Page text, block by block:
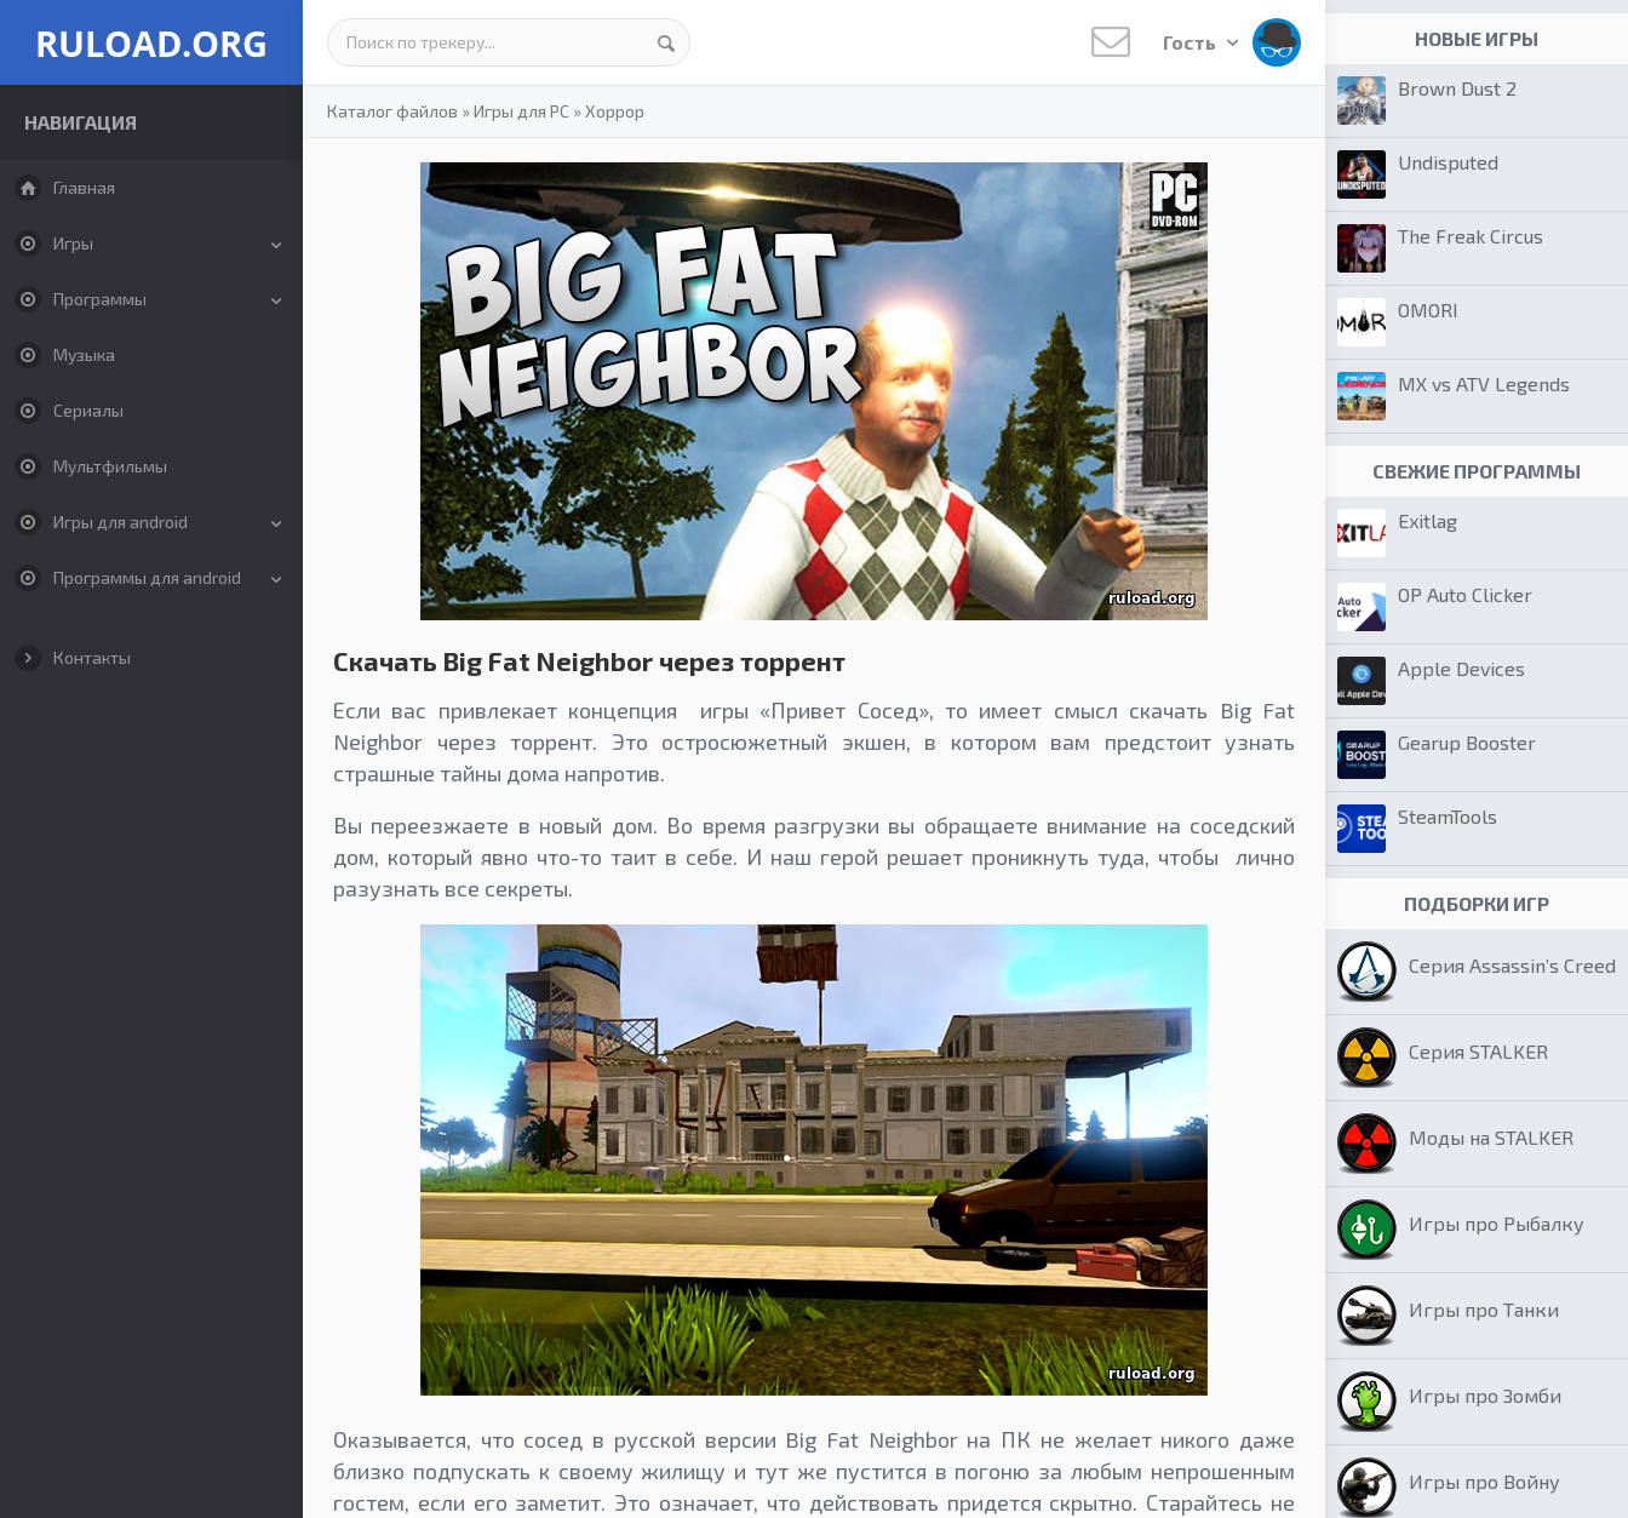
RULOAD.ORG
НАВИГАЦИЯ
Главная
Игры
Программы
Музыка
Сериалы
Мультфильмы
Игры для android
Программы для android
Контакты
Гость
Каталог файлов »Игры для PC »Хоррор
Скачать Big Fat Neighbor через торрент
Если вас привлекает концепция игры «Привет Сосед», то имеет смысл скачать Big Fat
Neighbor через торрент. Это остросюжетный экшен, в котором вам предстоит узнать
страшные тайны дома напротив.
Вы переезжаете в новый дом. Во время разгрузки вы обращаете внимание на соседский
дом, который явно что-то таит в себе. И наш герой решает проникнуть туда, чтобы лично
разузнать все секреты.
Оказывается, что сосед в русской версии Big Fat Neighbor на ПК не желает никого даже
близко подпускать к своему жилищу и тут же пустится в погоню за любым непрошенным
гостем, если его заметит. Это означает, что действовать придется скрытно. Старайтесь не
НОВЫЕ ИГРЫ
Brown Dust 2
Undisputed
The Freak Circus
OMORI
MX vs ATV Legends
СВЕЖИЕ ПРОГРАММЫ
Exitlag
OP Auto Clicker
Apple Devices
Gearup Booster
SteamTools
ПОДБОРКИ ИГР
Серия Assassin’s Creed
Серия STALKER
Моды на STALKER
Игры про Рыбалку
Игры про Танки
Игры про Зомби
Игры про Войну